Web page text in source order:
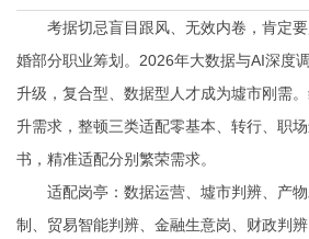
考据切忌盲目跟风、无效内卷，肯定要
婚部分职业筹划。2026年大数据与AI深度
升级，复合型、数据型人才成为墟市刚需
升需求，整顿三类适配零基本、转行、职
书，精准适配分别繁荣需求。
适配岗亭：数据运营、墟市判辨、产物
制
、贸易智能判辨、金融生意岗、财政判